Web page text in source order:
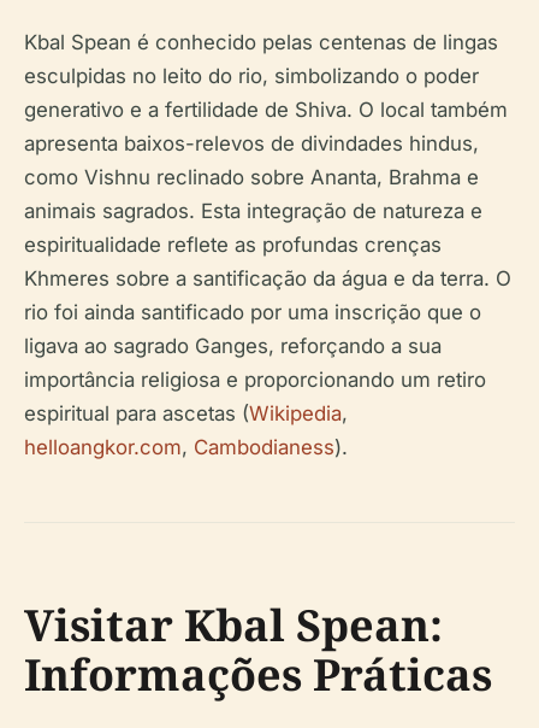
Kbal Spean é conhecido pelas centenas de lingas
esculpidas no leito do rio, simbolizando o poder
generativo e a fertilidade de Shiva. O local também
apresenta baixos-relevos de divindades hindus,
como Vishnu reclinado sobre Ananta, Brahma e
animais sagrados. Esta integração de natureza e
espiritualidade reflete as profundas crenças
Khmeres sobre a santificação da água e da terra. O
rio foi ainda santificado por uma inscrição que o
ligava ao sagrado Ganges, reforçando a sua
importância religiosa e proporcionando um retiro
espiritual para ascetas (Wikipedia,
helloangkor.com, Cambodianess).
Visitar Kbal Spean:
Informações Práticas